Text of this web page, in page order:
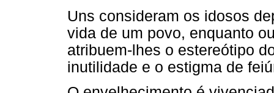
Uns consideram os idosos
vida de um povo, enquanto
atribuem-lhes o estereótipo
inutilidade e o estigma de